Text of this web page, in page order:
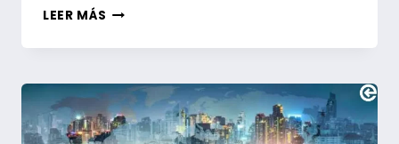
LEER MÁS APROVECHAR
MÁXIMO
DÍA
DE
SAN